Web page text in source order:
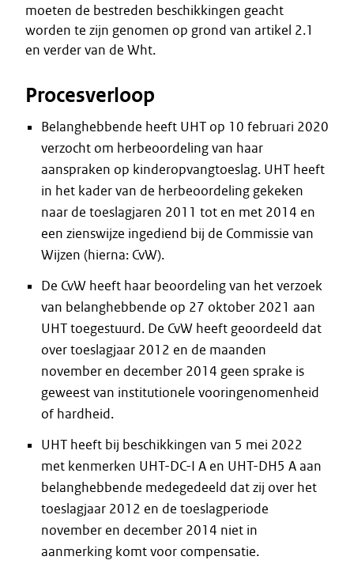
moeten de bestreden beschikkingen geacht
worden te zijn genomen op grond van artikel 2.1
en verder van de Wht.
Procesverloop
Belanghebbende heeft UHT op 10 februari 2020
verzocht om herbeoordeling van haar
aanspraken op kinderopvangtoeslag. UHT heeft
in het kader van de herbeoordeling gekeken
naar de toeslagjaren 2011 tot en met 2014 en
een zienswijze ingediend bij de Commissie van
Wijzen (hierna: CvW).
De CvW heeft haar beoordeling van het verzoek
van belanghebbende op 27 oktober 2021 aan
UHT toegestuurd. De CvW heeft geoordeeld dat
over toeslagjaar 2012 en de maanden
november en december 2014 geen sprake is
geweest van institutionele vooringenomenheid
of hardheid.
UHT heeft bij beschikkingen van 5 mei 2022
met kenmerken UHT-DC-I A en UHT-DH5 A aan
belanghebbende medegedeeld dat zij over het
toeslagjaar 2012 en de toeslagperiode
november en december 2014 niet in
aanmerking komt voor compensatie.